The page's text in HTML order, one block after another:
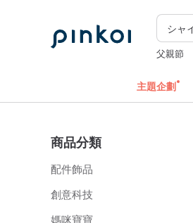
父親節
主題企劃
商品分類
配件飾品
創意科技
媽咪寶寶